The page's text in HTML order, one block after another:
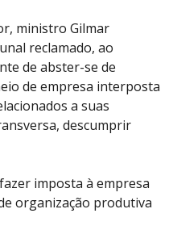
ministro Gilmar
reclamado, ao
de abster-se de
de empresa interposta
a suas
descumprir
imposta à empresa
organização produtiva